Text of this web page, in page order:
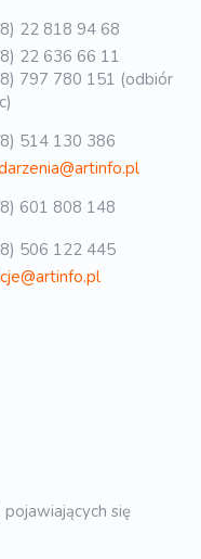
22 818 94 68
22 636 66 11
797 780 151 (odbiór
514 130 386
601 808 148
506 122 445
się